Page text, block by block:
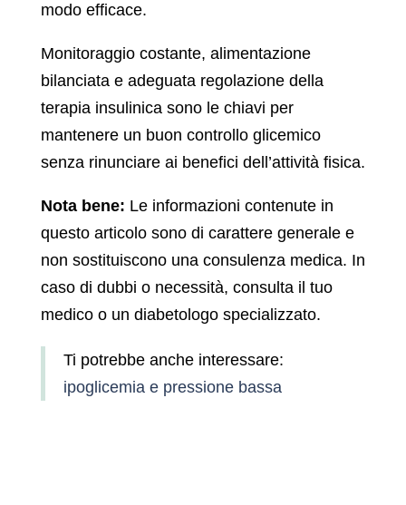
modo efficace.
Monitoraggio costante, alimentazione
bilanciata e adeguata regolazione della
terapia insulinica sono le chiavi per
mantenere un buon controllo glicemico
senza rinunciare ai benefici dell’attività fisica.
Nota bene: Le informazioni contenute in
questo articolo sono di carattere generale e
non sostituiscono una consulenza medica. In
caso di dubbi o necessità, consulta il tuo
medico o un diabetologo specializzato.
Ti potrebbe anche interessare:
ipoglicemia e pressione bassa